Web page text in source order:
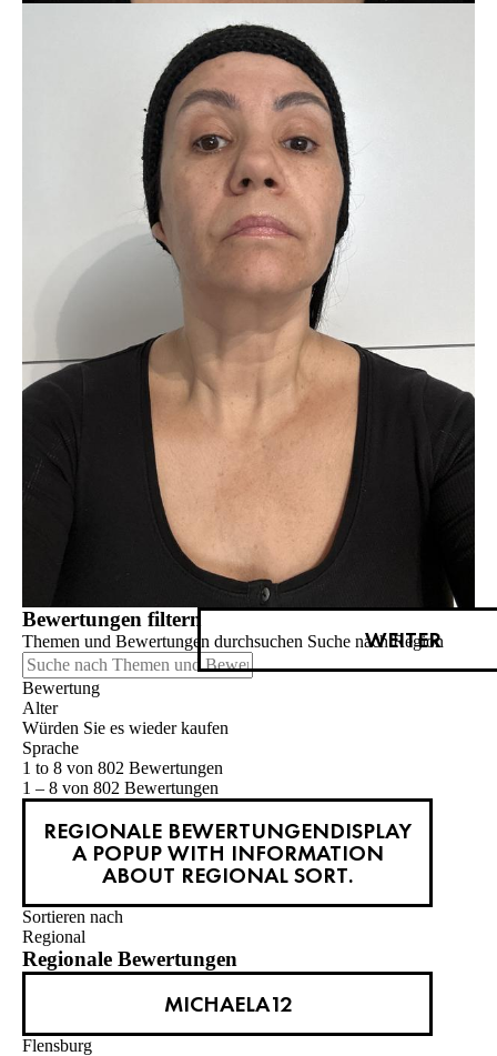
WEITER
Bewertungen filtern
Themen und Bewertungen durchsuchen Suche nach Region
Bewertung
Alter
Würden Sie es wieder kaufen
Sprache
1 to 8 von 802 Bewertungen
1 – 8 von 802 Bewertungen
REGIONALE BEWERTUNGENDISPLAY
A POPUP WITH INFORMATION
ABOUT REGIONAL SORT.
Sortieren nach
Regional
Regionale Bewertungen
MICHAELA12
Flensburg